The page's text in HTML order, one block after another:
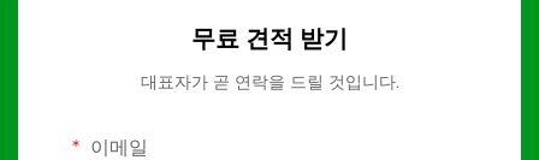
무료 견적 받기
대표자가 곧 연락을 드릴 것입니다.
이메일